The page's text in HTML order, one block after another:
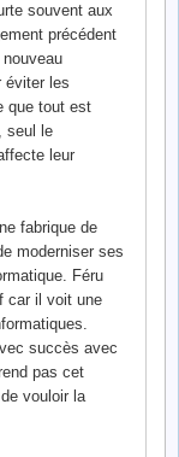
souvent aux
précédent
éviter les
que tout est
seul le
leur
fabrique de
moderniser ses
Féru
car il voit une
succès avec
pas cet
vouloir la